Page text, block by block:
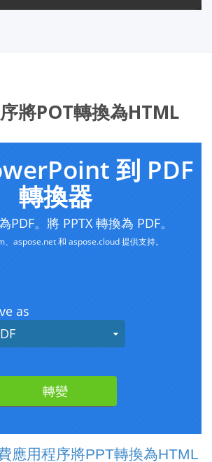
將POT轉換為HTML
應用程序將PPT轉換為HTML